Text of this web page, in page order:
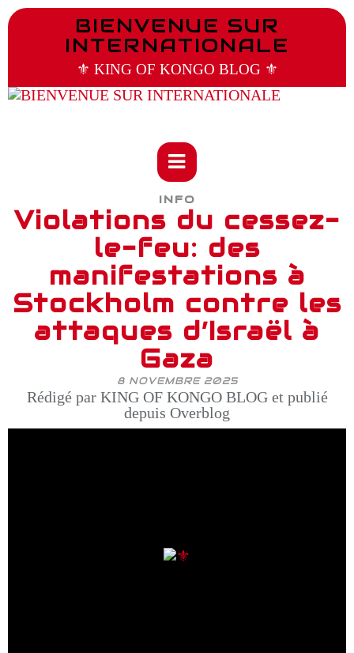
BIENVENUE SUR
INTERNATIONALE
⚜️ KING OF KONGO BLOG ⚜️
INFO
Violations du cessez-
le-feu: des
manifestations à
Stockholm contre les
attaques d’Israël à
Gaza
8 NOVEMBRE 2025
Rédigé par KING OF KONGO BLOG et publié
depuis Overblog